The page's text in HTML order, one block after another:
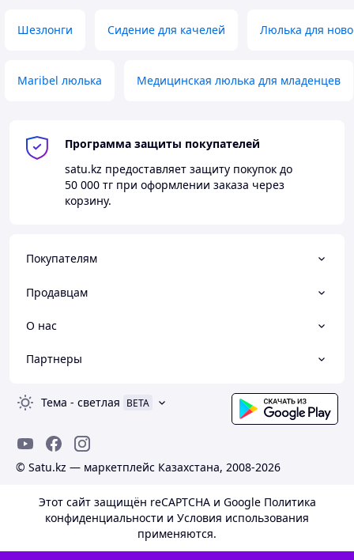
Шезлонги Сидение для качелей Люлька для
Maribel люлька Медицинская люлька для младенцев
Программа защиты покупателей
satu.kz предоставляет защиту покупок до
50 000 тг при оформлении заказа через
корзину.
Покупателям
Продавцам
О нас
Партнеры
Тема - светлая BETA
© Satu.kz — маркетплейс Казахстана, 2008-2026
Этот сайт защищён reCAPTCHA и Google Политика
конфиденциальности и Условия использования
применяются.